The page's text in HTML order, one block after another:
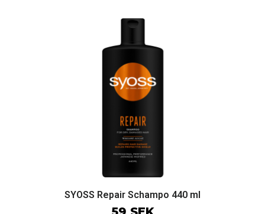
SYOSS Repair Schampo 440 ml